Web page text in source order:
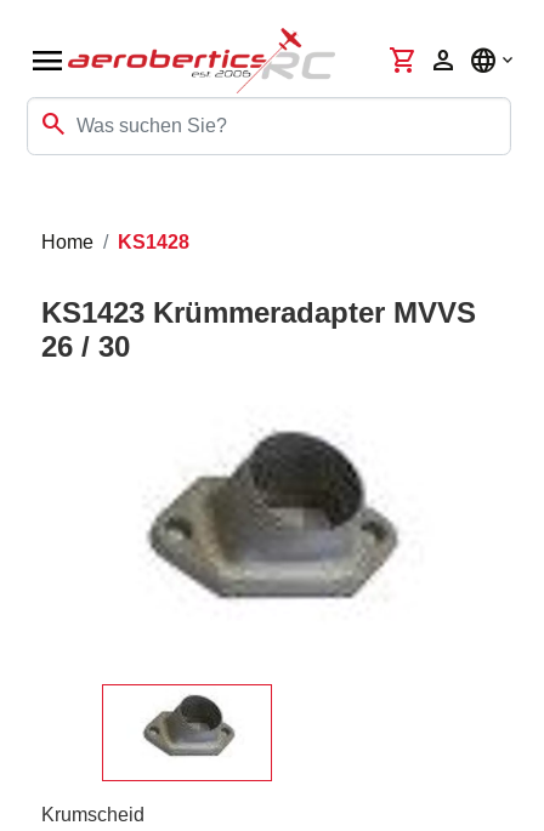
menu
search
shopping_cart person language
Home KS1428
KS1423 Krümmeradapter MVVS
26 / 30
Krumscheid